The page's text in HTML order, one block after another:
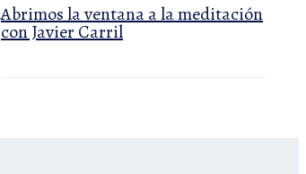
Abrimos la ventana a la meditación
con Javier Carril